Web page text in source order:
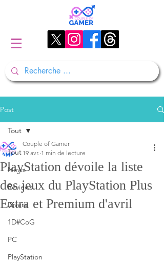
Post
Tout
News
Reviews
Divers
1D#CoG
PC
PlayStation
Tout
PlayStation dévoile la liste
des jeux du PlayStation Plus
Extra et Premium d'avril
Couple of Gamer
19 avr. 1 min de lecture